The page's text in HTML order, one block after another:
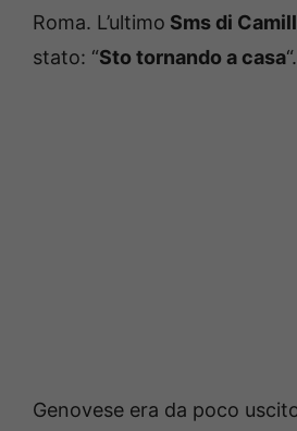
Roma. L’ultimo Sms di
stato: “Sto tornando a casa“.
Genovese era da poco